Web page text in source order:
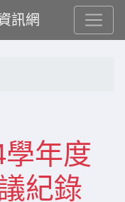
訊網
年度
紀錄